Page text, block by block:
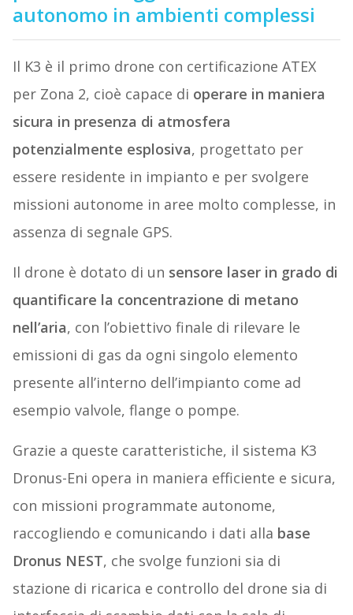
autonomo in ambienti complessi
Il K3 è il primo drone con certificazione ATEX
per Zona 2, cioè capace di operare in maniera
sicura in presenza di atmosfera
potenzialmente esplosiva, progettato per
essere residente in impianto e per svolgere
missioni autonome in aree molto complesse, in
assenza di segnale GPS.
Il drone è dotato di un sensore laser in grado di
quantificare la concentrazione di metano
nell’aria, con l’obiettivo finale di rilevare le
emissioni di gas da ogni singolo elemento
presente all’interno dell’impianto come ad
esempio valvole, flange o pompe.
Grazie a queste caratteristiche, il sistema K3
Dronus-Eni opera in maniera efficiente e sicura,
con missioni programmate autonome,
raccogliendo e comunicando i dati alla base
Dronus NEST, che svolge funzioni sia di
stazione di ricarica e controllo del drone sia di